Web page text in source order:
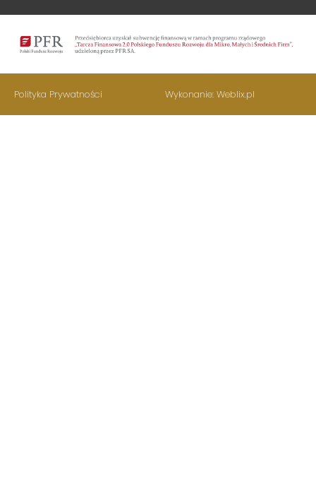
Polityka Prywatności Wykonanie: Weblix.pl